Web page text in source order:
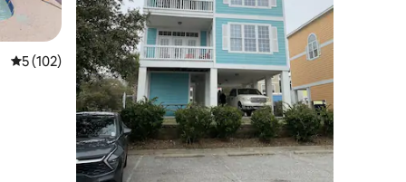
: 4,98 sur 5
Évaluation moyenne sur la base de 102 commentaires : 5 sur 5
5 (102)